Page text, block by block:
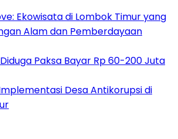
Ekowisata di Lombok Timur yang
Alam dan Pemberdayaan
Diduga Paksa Bayar Rp 60-200 Juta
Desa Antikorupsi di